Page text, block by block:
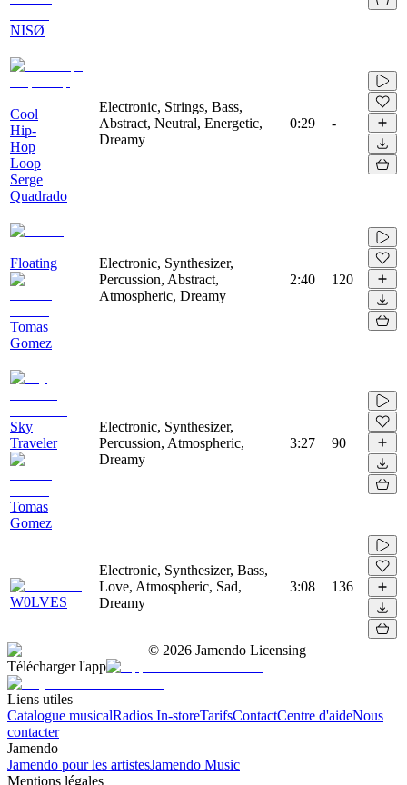
NISØ
Cool
Hip-
Hop
Loop
Serge
Quadrado
Electronic, Strings, Bass,
Abstract, Neutral, Energetic,
Dreamy
0:29 -
Floating
Tomas
Gomez
Electronic, Synthesizer,
Percussion, Abstract,
Atmospheric, Dreamy
2:40 120
Sky
Traveler
Tomas
Gomez
Electronic, Synthesizer,
Percussion, Atmospheric,
Dreamy
3:27 90
W0LVES
Electronic, Synthesizer, Bass,
Love, Atmospheric, Sad,
Dreamy
3:08 136
© 2026 Jamendo Licensing
Télécharger l'app
Liens utiles
Catalogue musicalRadios In-storeTarifsContactCentre d'aideNous
contacter
Jamendo
Jamendo pour les artistesJamendo Music
Mentions légales